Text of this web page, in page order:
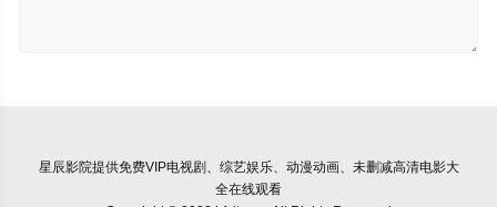
星辰影院提供免费VIP电视剧、综艺娱乐、动漫动画、未删减高清电影大
全在线观看